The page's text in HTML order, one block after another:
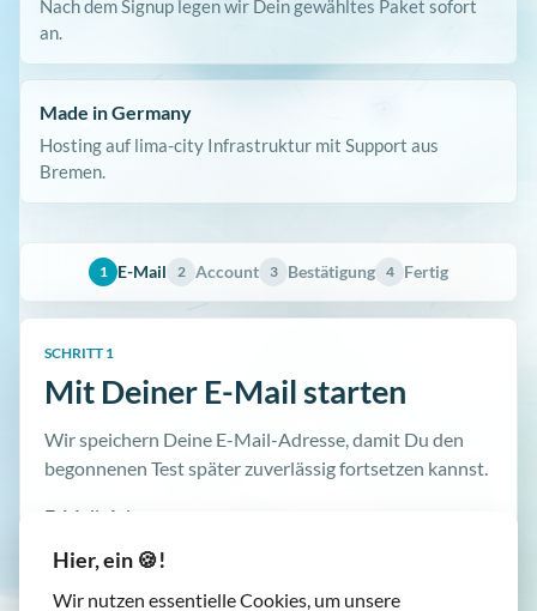
Nach dem Signup legen wir Dein gewähltes Paket sofort
an.
Made in Germany
Hosting auf lima-city Infrastruktur mit Support aus
Bremen.
1 E-Mail 2 Account 3 Bestätigung 4 Fertig
SCHRITT 1
Mit Deiner E-Mail starten
Wir speichern Deine E-Mail-Adresse, damit Du den
begonnenen Test später zuverlässig fortsetzen kannst.
E-Mail-Adresse
Hier, ein 🍪!
Wir nutzen essentielle Cookies, um unsere